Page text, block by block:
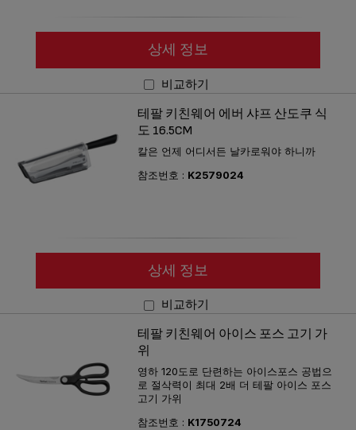
상세 정보
비교하기
테팔 키친웨어 에버 샤프 산도쿠 식
도 16.5CM
칼은 언제 어디서든 날카로워야 하니까
참조번호 : K2579024
상세 정보
비교하기
테팔 키친웨어 아이스 포스 고기 가
위
영하 120도로 단련하는 아이스포스 공법으
로 절삭력이 최대 2배 더 테팔 아이스 포스
고기 가위
참조번호 : K1750724